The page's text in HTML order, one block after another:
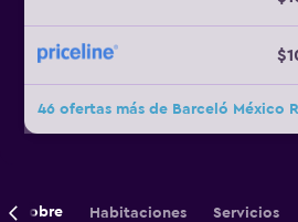
46 ofertas más de Barceló México
Sobre Habitaciones Servicios